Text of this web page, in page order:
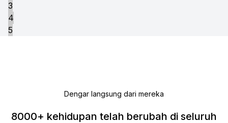
3
4
5
Dengar langsung dari mereka
8000+ kehidupan telah berubah di seluruh